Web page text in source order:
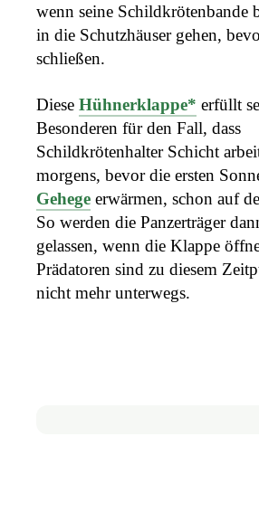
wenn seine Schildkrötenbande
in die Schutzhäuser gehen,
schließen.
Diese Hühnerklappe* erfüllt
Besonderen für den Fall, dass
Schildkrötenhalter Schicht
morgens, bevor die ersten
Gehege erwärmen, schon auf
So werden die Panzerträger
gelassen, wenn die Klappe
Prädatoren sind zu diesem
nicht mehr unterwegs.